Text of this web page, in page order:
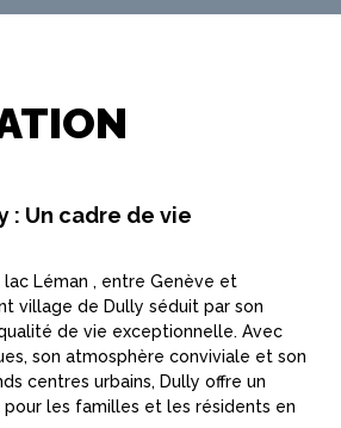
: Un cadre de vie
lac Léman , entre Genève et
village de Dully séduit par son
de vie exceptionnelle. Avec
son atmosphère conviviale et son
centres urbains, Dully offre un
les familles et les résidents en